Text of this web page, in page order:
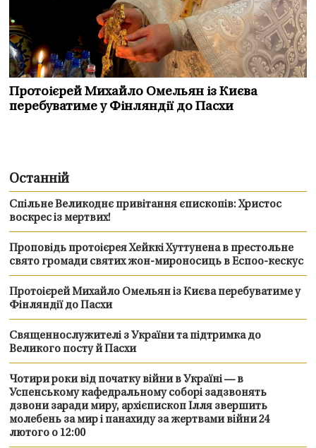
Протоієрей Михайло Омельян із Києва
перебуватиме у Фінляндії до Пасхи
Останній
Спільне Великоднє привітання єпископів: Христос
воскрес із мертвих!
Проповідь протоієрея Хейккі Хуттунена в престольне
свято громади святих жон-мироносиць в Еспоо-кескус
Протоієрей Михайло Омельян із Києва перебуватиме у
Фінляндії до Пасхи
Священнослужителі з України та підтримка до
Великого посту й Пасхи
Чотири роки від початку війни в Україні — в
Успенському кафедральному соборі задзвонять
дзвони заради миру, архієпископ Ілля звершить
молебень за мир і панахиду за жертвами війни 24
лютого о 12:00